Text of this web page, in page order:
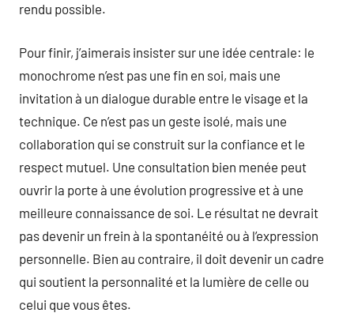
rendu possible.
Pour finir, j’aimerais insister sur une idée centrale: le
monochrome n’est pas une fin en soi, mais une
invitation à un dialogue durable entre le visage et la
technique. Ce n’est pas un geste isolé, mais une
collaboration qui se construit sur la confiance et le
respect mutuel. Une consultation bien menée peut
ouvrir la porte à une évolution progressive et à une
meilleure connaissance de soi. Le résultat ne devrait
pas devenir un frein à la spontanéité ou à l’expression
personnelle. Bien au contraire, il doit devenir un cadre
qui soutient la personnalité et la lumière de celle ou
celui que vous êtes.